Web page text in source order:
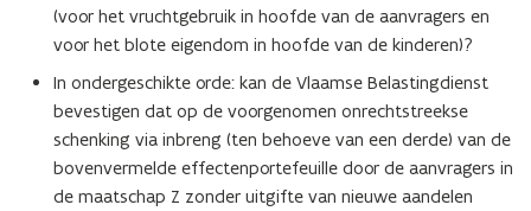
(voor het vruchtgebruik in hoofde van de aanvragers en
voor het blote eigendom in hoofde van de kinderen)?
In ondergeschikte orde: kan de Vlaamse Belastingdienst
bevestigen dat op de voorgenomen onrechtstreekse
schenking via inbreng (ten behoeve van een derde) van de
bovenvermelde effectenportefeuille door de aanvragers in
de maatschap Z zonder uitgifte van nieuwe aandelen